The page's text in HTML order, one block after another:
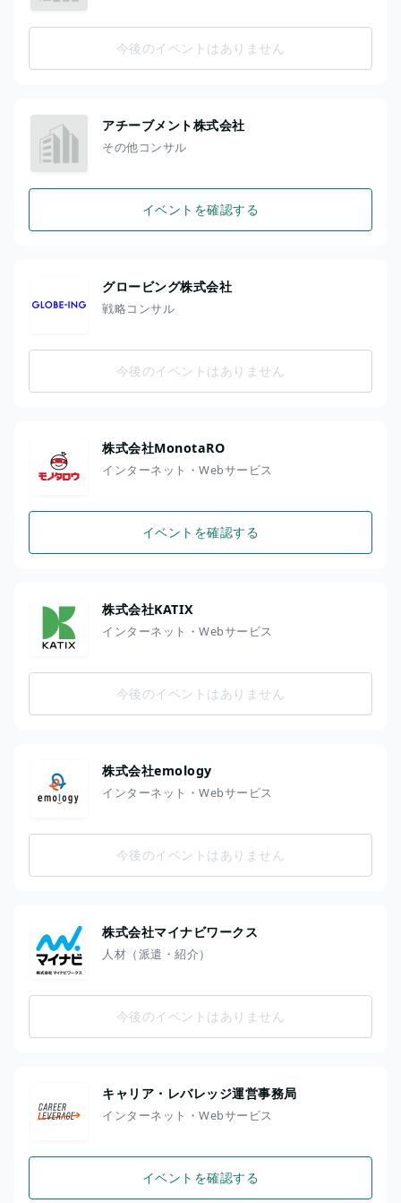
今後のイベントはありません
アチーブメント株式会社
その他コンサル
イベントを確認する
グロービング株式会社
戦略コンサル
今後のイベントはありません
株式会社MonotaRO
インターネット・Webサービス
イベントを確認する
株式会社KATIX
インターネット・Webサービス
今後のイベントはありません
株式会社emology
インターネット・Webサービス
今後のイベントはありません
株式会社マイナビワークス
人材（派遣・紹介）
今後のイベントはありません
キャリア・レバレッジ運営事務局
インターネット・Webサービス
イベントを確認する